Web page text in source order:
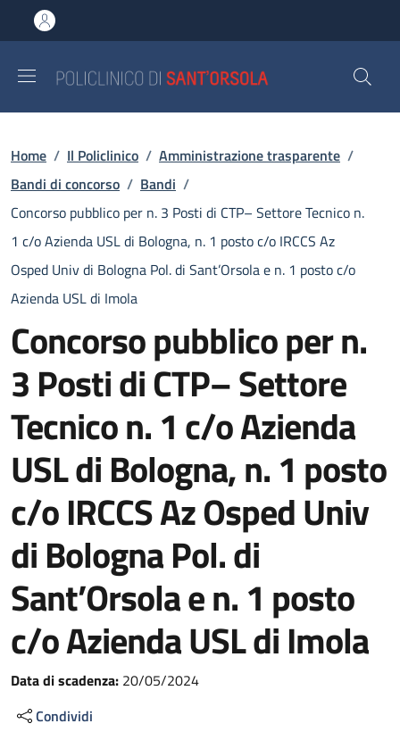
al contenuto principale
to footer content
Briciole di pane
Home / Il Policlinico / Amministrazione trasparente /
Bandi di concorso / Bandi /
Concorso pubblico per n. 3 Posti di CTP– Settore Tecnico n.
1 c/o Azienda USL di Bologna, n. 1 posto c/o IRCCS Az
Osped Univ di Bologna Pol. di Sant’Orsola e n. 1 posto c/o
Azienda USL di Imola
Concorso pubblico per n.
3 Posti di CTP– Settore
Tecnico n. 1 c/o Azienda
USL di Bologna, n. 1 posto
c/o IRCCS Az Osped Univ
di Bologna Pol. di
Sant’Orsola e n. 1 posto
c/o Azienda USL di Imola
Data di scadenza: 20/05/2024
Condividi